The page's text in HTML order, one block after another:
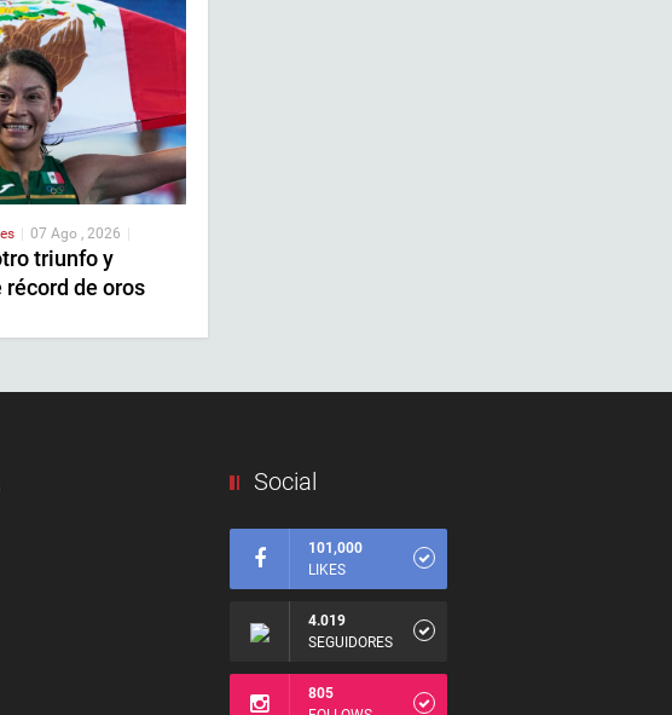
07 Ago , 2026
triunfo y
de oros
Social
101,000
LIKES
4.019
SEGUIDORES
805